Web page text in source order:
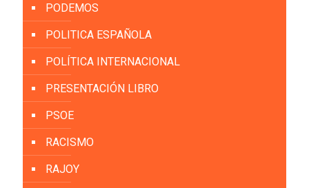
PODEMOS
POLITICA ESPAÑOLA
POLÍTICA INTERNACIONAL
PRESENTACIÓN LIBRO
PSOE
RACISMO
RAJOY